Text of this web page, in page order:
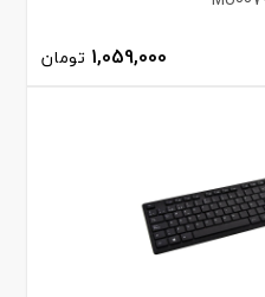
1,059,000 تومان